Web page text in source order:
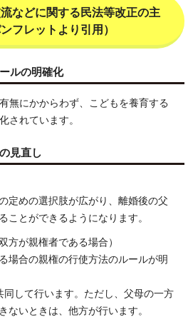
などに関する民法等改正の主
フレットより引用）
ルの明確化
無にかからわず、こどもを養育する
されています。
見直し
定めの選択肢が広がり、離婚後の父
ことができるようになります。
方が親権者である場合）
場合の親権の行使方法のルールが明
同して行います。ただし、父母の一方
ないときは、他方が行います。